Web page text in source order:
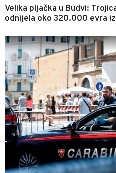
Velika pljačka u Budvi:
odnijela oko 320.000 evra